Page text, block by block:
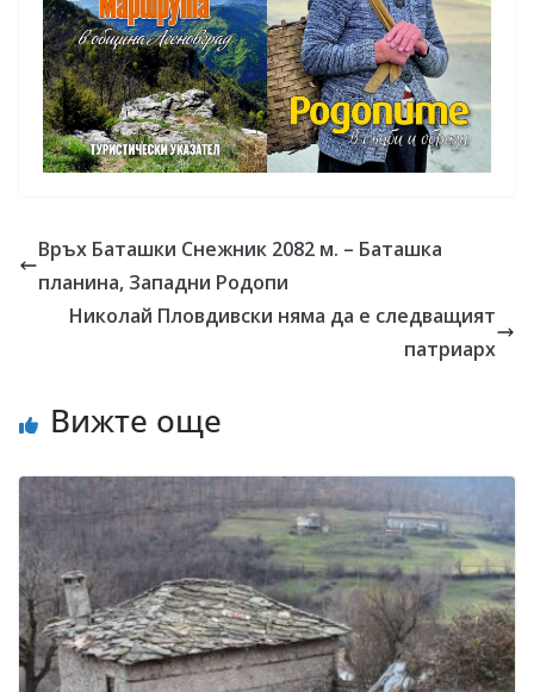
Връх Баташки Снежник 2082 м. – Баташка
планина, Западни Родопи
Николай Пловдивски няма да е следващият
патриарх
Вижте още